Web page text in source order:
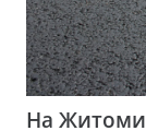
На